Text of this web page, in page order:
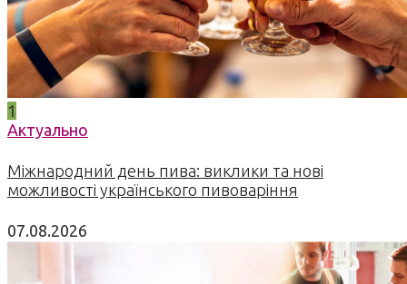
1
Актуально
Міжнародний день пива: виклики та нові
можливості українського пивоваріння
07.08.2026